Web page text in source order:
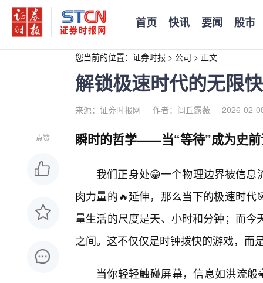
首页 快讯 要闻 股市
您当前的位置： 证券时报 > 公司 > 正文
解锁极速时代的无限
来源：证券时报网 作者：闾丘露薇 2026-02-
点赞 瞬时的哲学——当“等待”成为史
我们正身处😁一个物理边界被信
肉力量的🔥延伸，那么当下的极速时
量生活的尺度是天、小时和分钟；而
之间。这不仅仅是时钟拨快的游戏，而
当你轻轻触碰屏幕，信息如洪流